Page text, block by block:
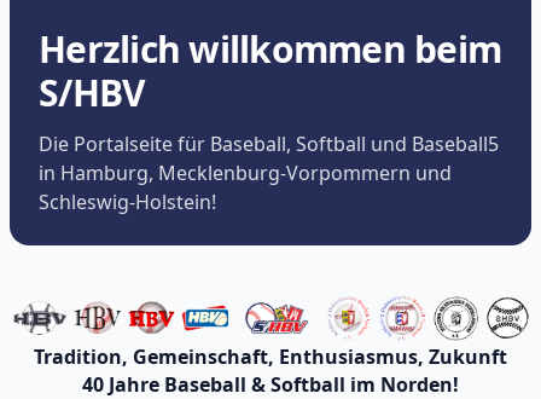
Herzlich willkommen beim
S/HBV
Die Portalseite für Baseball, Softball und Baseball5
in Hamburg, Mecklenburg-Vorpommern und
Schleswig-Holstein!
Tradition, Gemeinschaft, Enthusiasmus, Zukunft
40 Jahre Baseball & Softball im Norden!